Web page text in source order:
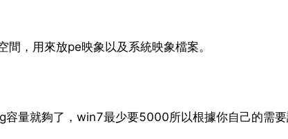
，用來放pe映象以及系統映象檔案。
量就夠了，win7最少要5000所以根據你自己的需要